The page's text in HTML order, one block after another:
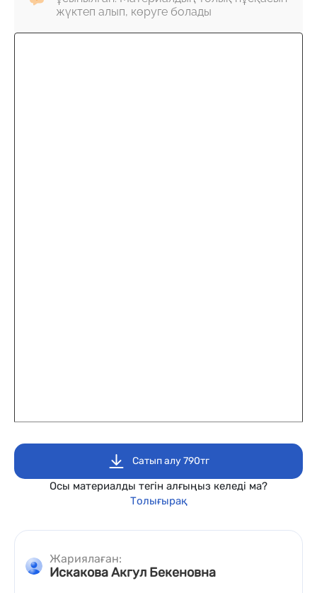
жүктеп алып, көруге болады
Сатып алу 790тг
Осы материалды тегін алғыңыз келеді ма?
Толығырақ
Жариялаған:
Искакова Акгул Бекеновна